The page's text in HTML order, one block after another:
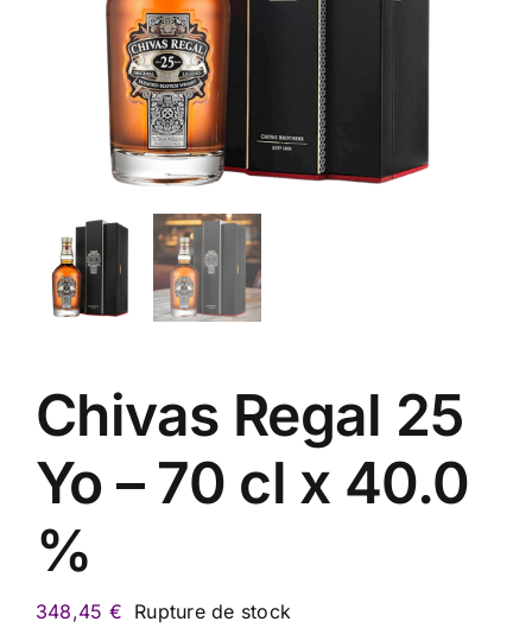
Chivas Regal 25
Yo – 70 cl x 40.0
%
348,45 € Rupture de stock